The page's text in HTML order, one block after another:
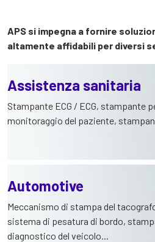
APS si impegna a fornire
altamente affidabili per diversi
Assistenza sanitaria
Stampante ECG / ECG, stampante
monitoraggio del paziente,
Automotive
Meccanismo di stampa del
sistema di pesatura di bordo,
diagnostico del veicolo...